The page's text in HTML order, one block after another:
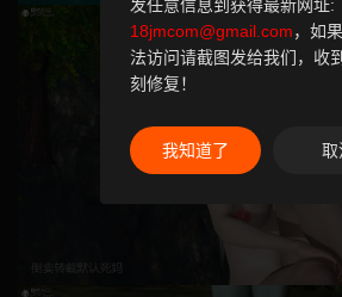
发任意信息到获得最新网址:
18jmcom@gmail.com，如
法访问请截图发给我们，收
刻修复！
我知道了 取